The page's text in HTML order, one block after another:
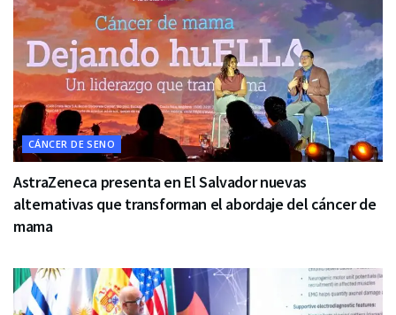
CÁNCER DE SENO
AstraZeneca presenta en El Salvador nuevas
alternativas que transforman el abordaje del cáncer de
mama